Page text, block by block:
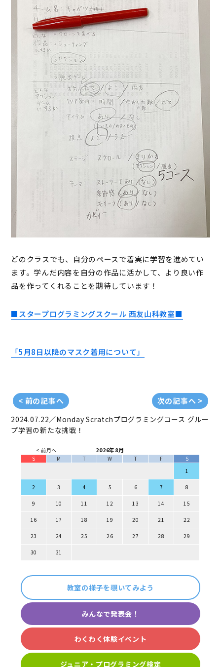
どのクラスでも、自分のペースで着実に学習を進めてい
ます。学んだ内容を自分の作品に活かして、より良い作
品を作ってくれることを期待しています！
■スタープログラミングスクール 西友山科教室■
「5月8日以降のマスク着用について」
< 前の記事へ 次の記事へ >
2024.07.22／Monday Scratchプログラミングコース グルー
プ学習の新たな挑戦！
< 前月へ 2026年8月
S M T W T F
S
1
2 3 4 5 6 7 8
9 10 11 12 13 14 15
16 17 18 19 20 21 22
23 24 25 26 27 28 29
30 31
教室の様子を覗いてみよう
みんなで発表会！
わくわく体験イベント
ジュニア・プログラミング検定